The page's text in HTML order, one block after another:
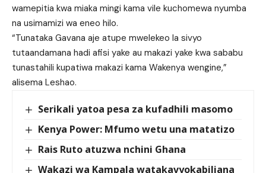
wamepitia kwa miaka mingi kama vile kuchomewa nyumba
na usimamizi wa eneo hilo.
“Tunataka Gavana aje atupe mwelekeo la sivyo
tutaandamana hadi afisi yake au makazi yake kwa sababu
tunastahili kupatiwa makazi kama Wakenya wengine,”
alisema Leshao.
Serikali yatoa pesa za kufadhili masomo
Kenya Power: Mfumo wetu una matatizo
Rais Ruto atuzwa nchini Ghana
Wakazi wa Kampala watakavyokabiliana